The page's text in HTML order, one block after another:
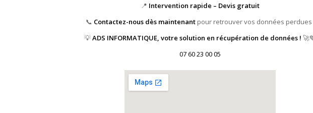
📍 Intervention rapide – Devis gratuit
📞 Contactez-nous dès maintenantpour retrouver vos données perdues
💡ADS INFORMATIQUE, votre solution en récupération de données !
07 60 23 00 05